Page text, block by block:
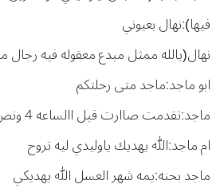
فيها):نهال بعيوني
نهال(يالله ممثل مبدع معقوله فيه
ابو ماجد:ماجد متى رحلتكم
ماجد:تقدمت صاارت قبل االساعه 4 ونص
ام ماجد:الله يهديك ياوليدي ليه تروح
ماجد بحنه:يمه شهر العسل الله يهديكي